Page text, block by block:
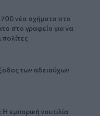
νέα οχήματα στο
στο γραφείο για να
πολίτες
των αδειούχων
εμπορική ναυτιλία